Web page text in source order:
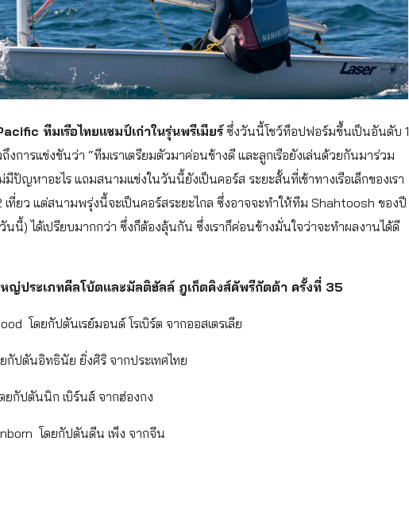
ทีมเรือไทยแชมป์เก่าในรุ่นพรีเมียร์ซึ่งวันนี้โชว์ท็อปฟอร์มขึ้นเป็นอันดับ 1
ถึงการแข่งขันว่า “ทีมเราเตรียมตัวมาค่อนข้างดี และลูกเรือยังเล่นด้วยกันมาร่วม
ปัญหาอะไร แถมสนามแข่งในวันนี้ยังเป็นคอร์ส ระยะสั้นที่เข้าทางเรือเล็กของเรา
เที่ยว แต่สนามพรุ่งนี้จะเป็นคอร์สระยะไกล ซึ่งอาจจะทำให้ทีม Shahtoosh ของปี
นนี้) ได้เปรียบมากกว่า ซึ่งก็ต้องลุ้นกัน ซึ่งเราก็ค่อนข้างมั่นใจว่าจะทำผลงานได้ดี
หญ่ประเภทคีลโบ้ตและมัลติฮัลล์ ภูเก็ตคิงส์คัพรีกัตต้า ครั้งที่ 35
โดยกัปตันเรย์มอนด์ โรเบิร์ต จากออสเตรเลีย
กัปตันอิทธินัย ยิ่งศิริ จากประเทศไทย
กัปตันนิก เบิร์นส์ จากฮ่องกง
โดยกัปตันดีน เพ็ง จากจีน